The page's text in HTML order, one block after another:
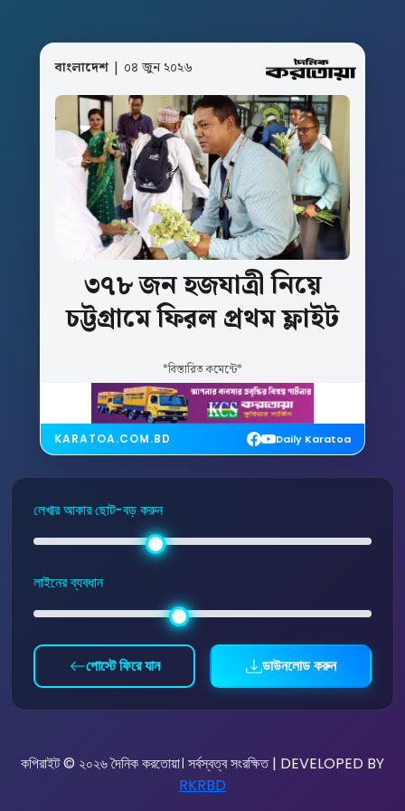
বাংলাদেশ | ০৪ জুন ২০২৬
৩৭৮জনহজযাত্রীনিয়ে
চট্টগ্রামেফিরলপ্রথমফ্লাইট
*বিস্তারিত কমেন্টে*
KARATOA.COM.BD Daily Karatoa
লেখার আকার ছোট-বড় করুন
লাইনের ব্যবধান
পোস্টে ফিরে যান ডাউনলোড করুন
কপিরাইট © ২০২৬ দৈনিক করতোয়া। সর্বস্বত্ব সংরক্ষিত | DEVELOPED BY
RKRBD